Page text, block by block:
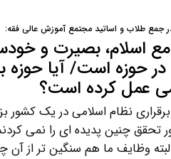
جمع طلاب و اساتید مجتمع آموزش عالی فقه:
اسلام، بصیرت و
حوزه است/ آیا
عمل کرده است؟
نظام اسلامی در یک
چنین پدیده ای را نمی
وظایف ما هم سنگین تر از